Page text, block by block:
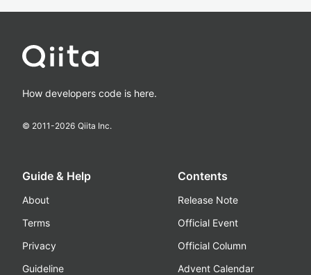
How developers code is here.
© 2011-2026 Qiita Inc.
Guide & Help
About
Terms
Privacy
Guideline
Contents
Release Note
Official Event
Official Column
Advent Calendar